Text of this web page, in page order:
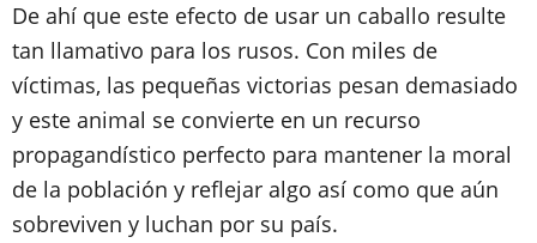
De ahí que este efecto de usar un caballo resulte
tan llamativo para los rusos. Con miles de
víctimas, las pequeñas victorias pesan demasiado
y este animal se convierte en un recurso
propagandístico perfecto para mantener la moral
de la población y reflejar algo así como que aún
sobreviven y luchan por su país.